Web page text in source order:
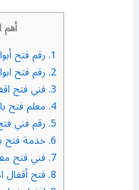
أهم
1. رقم فتح
2. رقم فتح
3. فني فتح
4. معلم فتح
5. رقم فني
6. خدمة فتح
7. فني فتح
8. فتح أقفال